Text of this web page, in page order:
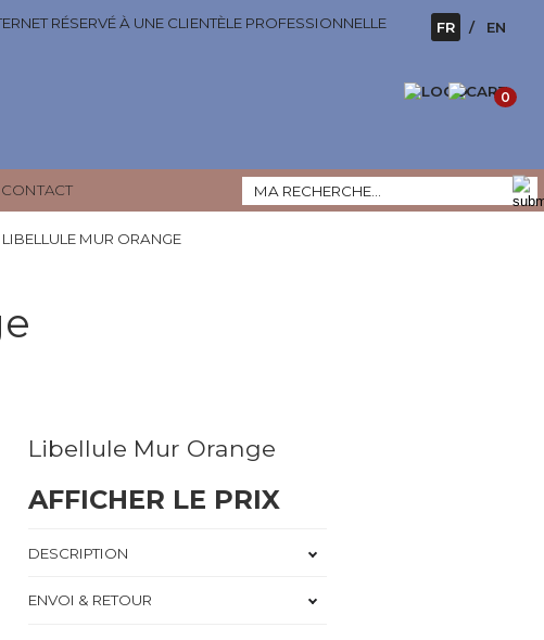
RÉSERVÉ À UNE CLIENTÈLE PROFESSIONNELLE FR EN
0
CONTACT
LIBELLULE MUR ORANGE
Libellule Mur Orange
AFFICHER LE PRIX
DESCRIPTION
ENVOI & RETOUR